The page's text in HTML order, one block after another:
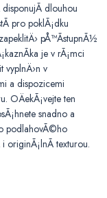
dlouhou
pro poklÃ¡dku
pÅ™Ã­stupnÃ½
je v rÃ¡mci
vyplnÄ›n v
a dispozicemi
OÄekÃ¡vejte ten
snadno a
podlahovÃ©ho
originÃ¡lnÃ­ texturou.